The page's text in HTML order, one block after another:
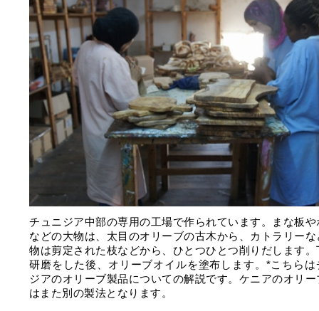
チュニジア中部の専用の工場で作られています。まな板
などの大物は、太目のオリーブの古木から、カトラリー
物は剪定された枝などから、ひとつひとつ削りだします
研磨をした後、オリーブオイルを塗布します。*こちらは
ジアのオリーブ製品についての解説です。ケニアのオリ
はまた別の製法となります。